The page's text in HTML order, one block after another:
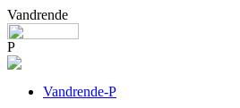
Vandrende
P
Vandrende-P